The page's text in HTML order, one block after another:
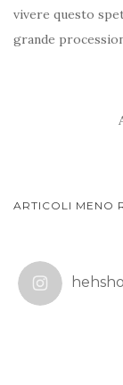
vivere questo
grande
ARTICOLI MENO